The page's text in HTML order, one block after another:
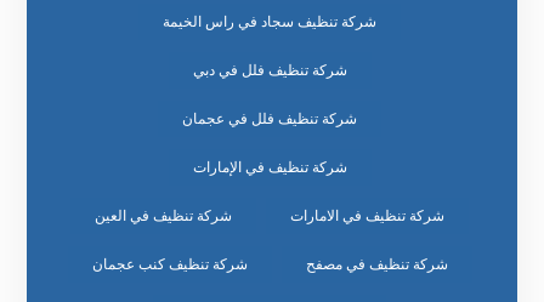
شركة تنظيف سجاد في راس الخيمة
شركة تنظيف فلل في دبي
شركة تنظيف فلل في عجمان
شركة تنظيف في الإمارات
شركة تنظيف في الامارات شركة تنظيف في العين
شركة تنظيف في مصفح شركة تنظيف كنب عجمان